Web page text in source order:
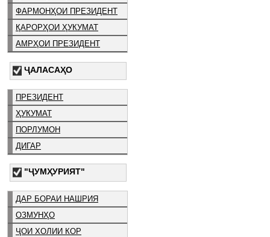
ФАРМОНҲОИ ПРЕЗИДЕНТ
ҚАРОРҲОИ ҲУКУМАТ
АМРҲОИ ПРЕЗИДЕНТ
ҶАЛАСАҲО
ПРЕЗИДЕНТ
ҲУКУМАТ
ПОРЛУМОН
ДИГАР
"ҶУМҲУРИЯТ"
ДАР БОРАИ НАШРИЯ
ОЗМУНҲО
ҶОИ ХОЛИИ КОР